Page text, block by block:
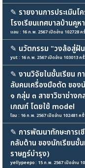
✎ รายงานการประเมิน
โรงเรียนเทศบาลบ้านคู
แอน : 16 ก.พ. 2567 เปิดอ่าน 102728 ค
✎ นวัตกรรม "วงล้อสู่ฝั
yut : 16 ก.พ. 2567 เปิดอ่าน 103013 ค
✎ งานวิจัยในชั้นเรียน
ลับคมเครื่องมือตัด ของ
๑ กลุ่ม ๓ สาขาวิชาช่าง
เกณฑ์ โดยใช้ model
โอม : 16 ก.พ. 2567 เปิดอ่าน 102481 ค
✎ การพัฒนาทักษะการเ
กลับด้าน ของนักเรียนชั้
ราษฎร์บํารุง)
yellypeepo : 15 ก.พ. 2567 เปิดอ่าน